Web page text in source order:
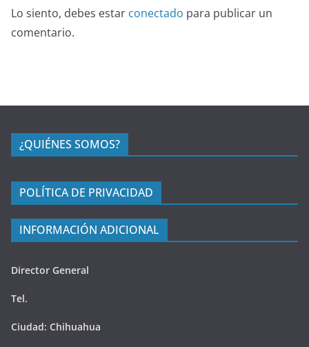
Lo siento, debes estar conectado para publicar un
comentario.
¿QUIÉNES SOMOS?
POLÍTICA DE PRIVACIDAD
INFORMACIÓN ADICIONAL
Director General
Tel.
Ciudad: Chihuahua